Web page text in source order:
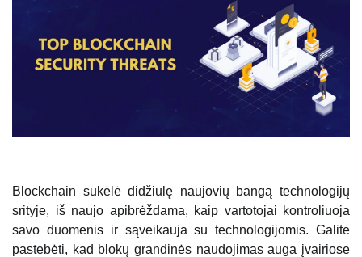
Blockchain sukėlė didžiulę naujovių bangą technologijų
srityje, iš naujo apibrėždama, kaip vartotojai kontroliuoja
savo duomenis ir sąveikauja su technologijomis. Galite
pastebėti, kad blokų grandinės naudojimas auga įvairiose